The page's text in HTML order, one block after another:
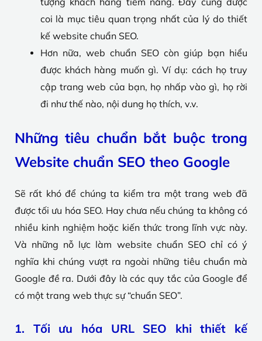
coi là mục tiêu quan trọng nhất của lý do thiết
kế website chuẩn SEO.
Hơn nữa, web chuẩn SEO còn giúp bạn hiểu
được khách hàng muốn gì. Ví dụ: cách họ truy
cập trang web của bạn, họ nhấp vào gì, họ rời
đi như thế nào, nội dung họ thích, v.v.
Những tiêu chuẩn bắt buộc trong
Website chuẩn SEO theo Google
Sẽ rất khó để chúng ta kiểm tra một trang web đã
được tối ưu hóa SEO. Hay chưa nếu chúng ta không có
nhiều kinh nghiệm hoặc kiến ​​thức trong lĩnh vực này.
Và những nỗ lực làm website chuẩn SEO chỉ có ý
nghĩa khi chúng vượt ra ngoài những tiêu chuẩn mà
Google đề ra. Dưới đây là các quy tắc của Google để
có một trang web thực sự “chuẩn SEO”.
1. Tối ưu hóa URL SEO khi thiết kế